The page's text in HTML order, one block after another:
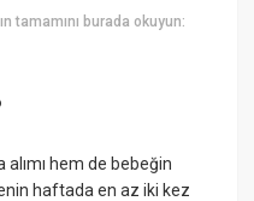
tamamını burada okuyun:
hem de bebeğin
haftada en az iki kez